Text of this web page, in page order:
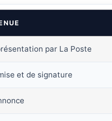
par La Poste
et de signature